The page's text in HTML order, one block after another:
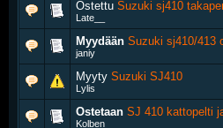
Ostettu Suzuki sj410
Late__
Myydään Suzuki sj410/413
janiy
Myyty Suzuki SJ410
Lylis
Ostetaan SJ 410 kattopelti
Kolben